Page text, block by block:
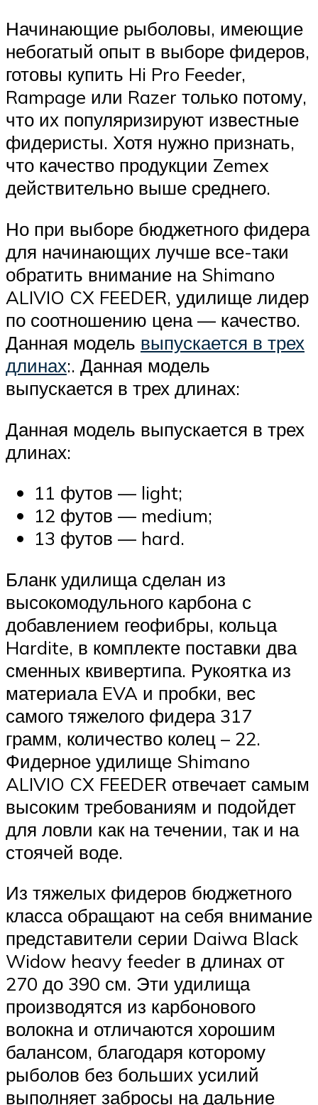
Начинающие рыболовы, имеющие
небогатый опыт в выборе фидеров,
готовы купить Hi Pro Feeder,
Rampage или Razer только потому,
что их популяризируют известные
фидеристы. Хотя нужно признать,
что качество продукции Zemex
действительно выше среднего.
Но при выборе бюджетного фидера
для начинающих лучше все-таки
обратить внимание на Shimano
ALIVIO CX FEEDER, удилище лидер
по соотношению цена — качество.
Данная модель выпускается в трех
длинах:. Данная модель
выпускается в трех длинах:
Данная модель выпускается в трех
длинах:
11 футов — light;
12 футов — medium;
13 футов — hard.
Бланк удилища сделан из
высокомодульного карбона с
добавлением геофибры, кольца
Hardite, в комплекте поставки два
сменных квивертипа. Рукоятка из
материала EVA и пробки, вес
самого тяжелого фидера 317
грамм, количество колец – 22.
Фидерное удилище Shimano
ALIVIO CX FEEDER отвечает самым
высоким требованиям и подойдет
для ловли как на течении, так и на
стоячей воде.
Из тяжелых фидеров бюджетного
класса обращают на себя внимание
представители серии Daiwa Black
Widow heavy feeder в длинах от
270 до 390 см. Эти удилища
производятся из карбонового
волокна и отличаются хорошим
балансом, благодаря которому
рыболов без больших усилий
выполняет забросы на дальние